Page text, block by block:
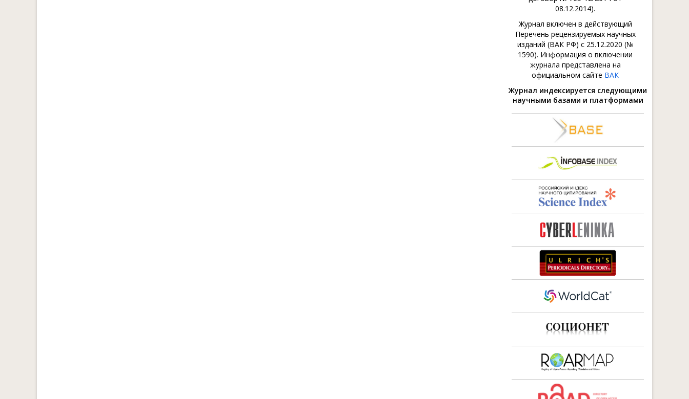
08.12.2014).
Журнал включен в действующий
Перечень рецензируемых научных
изданий (ВАК РФ) с 25.12.2020 (№
1590). Информация о включении
журнала представлена на
официальном сайте ВАК
Журнал индексируется следующими
научными базами и платформами